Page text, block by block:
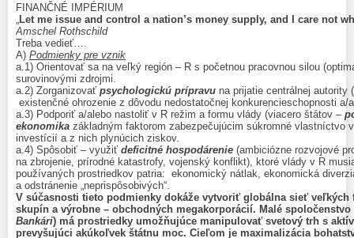
FINANČNÉ IMPÉRIUM
Let me issue and control a nation’s money supply, and I care not
Amschel Rothschild
Treba vedieť….
A) Podmienky pre vznik
a.1) Orientovať sa na veľký región – R s početnou pracovnou silou
surovinovými zdrojmi.
a.2) Zorganizovať psychologickú prípravu na prijatie centrálnej autority
existenčné ohrozenie z dôvodu nedostatočnej konkurencieschopnosti a/
a.3) Podporiť a/alebo nastoliť v R režim a formu vlády (viacero štátov –
ekonomika základným faktorom zabezpečujúcim súkromné vlastníctvo
investícií a z nich plynúcich ziskov.
a.4) Spôsobiť – využiť deficitné hospodárenie (ambiciózne rozvojové
na zbrojenie, prírodné katastrofy, vojenský konflikt), ktoré vlády v R
používaných prostriedkov patria: ekonomický nátlak, ekonomická
a odstránenie „neprispôsobivých“.
V súčasnosti tieto podmienky dokáže vytvoriť globálna sieť
skupín a výrobne – obchodných megakorporácií. Malé
Bankári) má prostriedky umožňujúce manipulovať svetový trh s
prevyšujúci akúkoľvek štátnu moc. Cieľom je maximalizácia